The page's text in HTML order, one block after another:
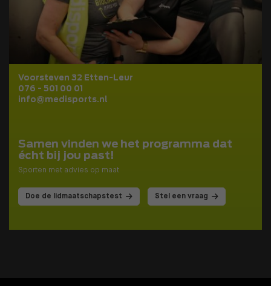
Voorsteven 32 Etten-Leur
076 - 501 00 01
info@medisports.nl
Samen vinden we het programma dat
écht bij jou past!
Sporten met advies op maat
Doe de lidmaatschapstest Stel een vraag